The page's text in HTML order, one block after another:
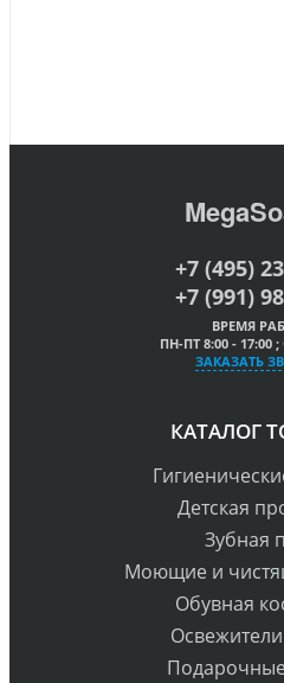
+7 (495)
+7 (991)
ВРЕМЯ
ПН-ПТ 8:00 - 17:00 ;
ЗАКАЗАТЬ
КАТАЛОГ
Детская
Зубная
Моющие и
Обувная